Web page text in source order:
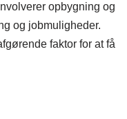
opbygning og
og jobmuligheder.
faktor for at få